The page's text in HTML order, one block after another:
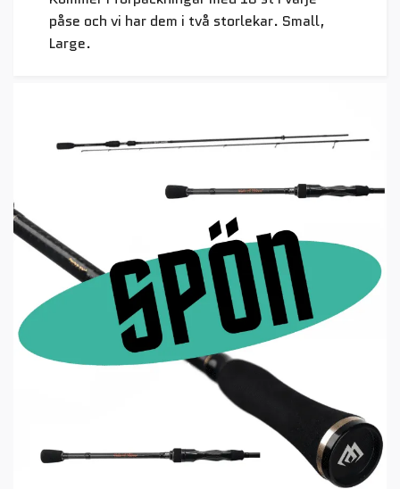
påse och vi har dem i två storlekar. Small,
Large.